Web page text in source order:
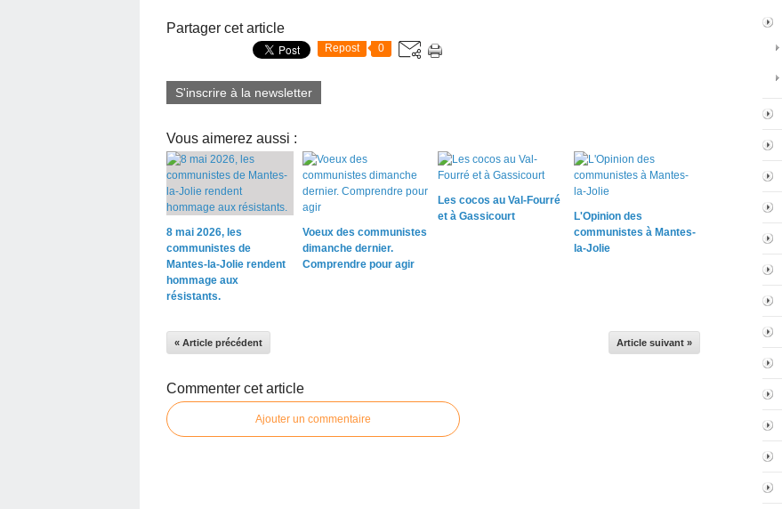
Partager cet article
Repost 0
S'inscrire à la newsletter
Vous aimerez aussi :
8 mai 2026, les
communistes de
Mantes-la-Jolie rendent
hommage aux
résistants.
Voeux des communistes
dimanche dernier.
Comprendre pour agir
Les cocos au Val-Fourré
et à Gassicourt
L'Opinion des
communistes à Mantes-
la-Jolie
« Article précédent Article suivant »
Commenter cet article
Ajouter un commentaire